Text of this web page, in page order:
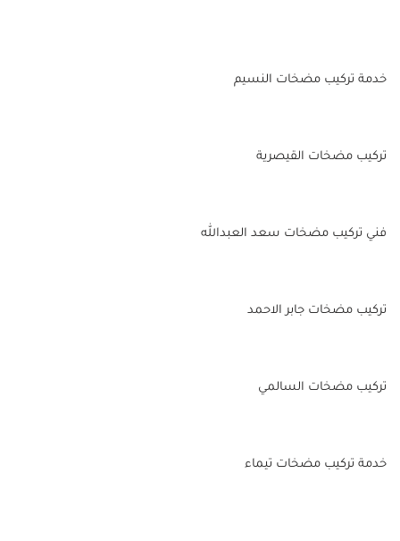
خدمة تركيب مضخات النسيم
تركيب مضخات القيصرية
فني تركيب مضخات سعد العبدالله
تركيب مضخات جابر الاحمد
تركيب مضخات السالمي
خدمة تركيب مضخات تيماء